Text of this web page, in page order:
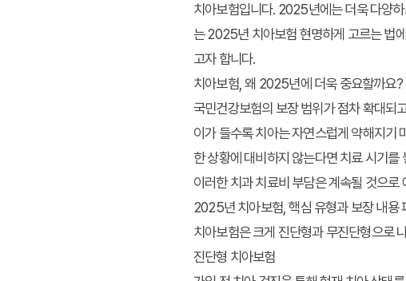
치아보험입니다. 2025년에는 더욱 다양
는 2025년 치아보험 현명하게 고르는 법
고자 합니다.
치아보험, 왜 2025년에 더욱 중요할까요?
국민건강보험의 보장 범위가 점차 확대되
이가 들수록 치아는 자연스럽게 약해지기
한 상황에 대비하지 않는다면 치료 시기
이러한 치과 치료비 부담은 계속될 것으
2025년 치아보험, 핵심 유형과 보장 내용
치아보험은 크게 진단형과 무진단형으로
진단형 치아보험